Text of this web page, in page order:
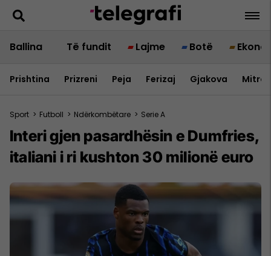
Ballina Të fundit Lajme Botë
Prishtina Prizreni Peja Ferizaj Gjakova
Sport > Futboll > Ndërkombëtare > Serie A
Interi gjen pasardhësin e Dumfries,
italiani i ri kushton 30 milionë euro